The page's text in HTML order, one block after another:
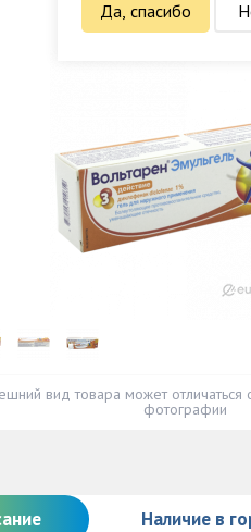
Да, спасибо
вид товара может отличаться
фотографии
Наличие в